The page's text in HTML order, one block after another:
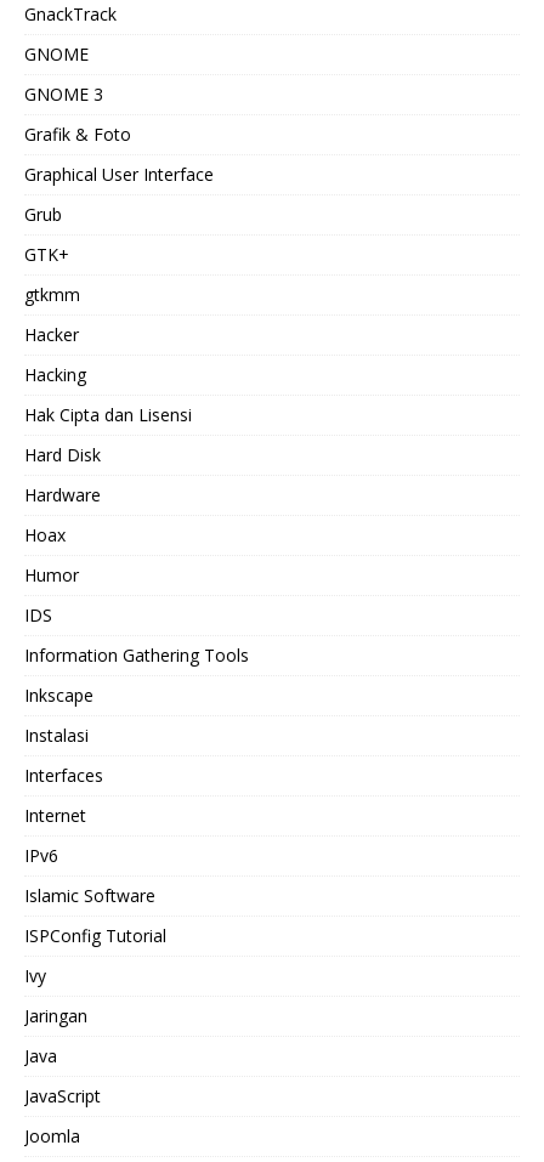
GnackTrack
GNOME
GNOME 3
Grafik & Foto
Graphical User Interface
Grub
GTK+
gtkmm
Hacker
Hacking
Hak Cipta dan Lisensi
Hard Disk
Hardware
Hoax
Humor
IDS
Information Gathering Tools
Inkscape
Instalasi
Interfaces
Internet
IPv6
Islamic Software
ISPConfig Tutorial
Ivy
Jaringan
Java
JavaScript
Joomla